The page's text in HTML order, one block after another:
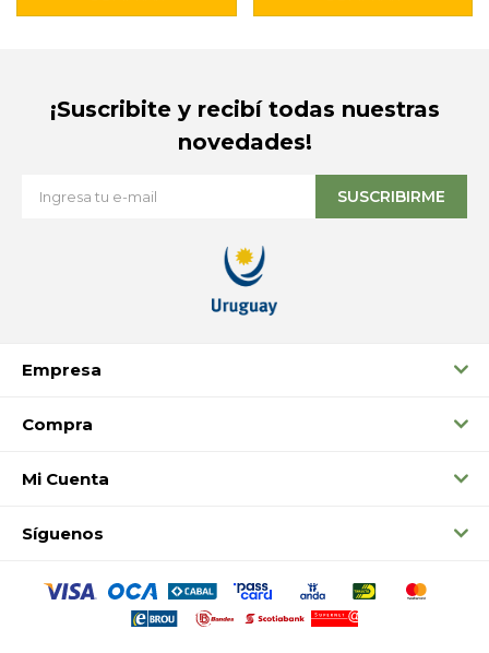
Empresa
Compra
Mi Cuenta
Síguenos
¡Suscribite y recibí todas nuestras
novedades!
SUSCRIBIRME